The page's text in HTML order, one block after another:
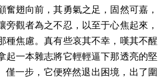
奮翅向前，其勇氣之足，固然可嘉，
旁觀者為之不忍，以至于心焦起來，
種焦慮。真有些哀其不幸，嘆其不醒
起一本雜志將它輕輕逼下那透亮的堅
僅一步，它便猝然退出困境，出了圍